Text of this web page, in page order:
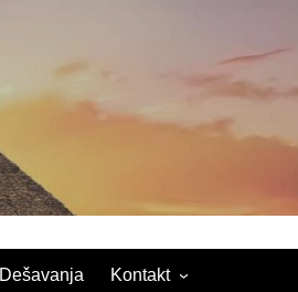
Dešavanja Kontakt